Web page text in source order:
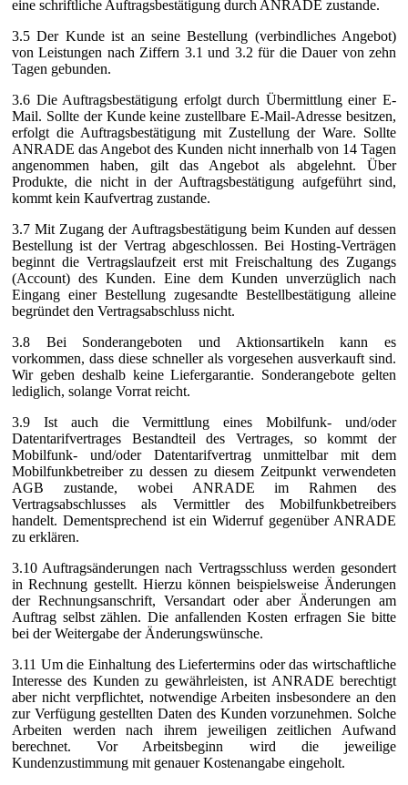
eine schriftliche Auftragsbestätigung durch ANRADE zustande.
3.5 Der Kunde ist an seine Bestellung (verbindliches Angebot)
von Leistungen nach Ziffern 3.1 und 3.2 für die Dauer von zehn
Tagen gebunden.
3.6 Die Auftragsbestätigung erfolgt durch Übermittlung einer E-
Mail. Sollte der Kunde keine zustellbare E-Mail-Adresse besitzen,
erfolgt die Auftragsbestätigung mit Zustellung der Ware. Sollte
ANRADE das Angebot des Kunden nicht innerhalb von 14 Tagen
angenommen haben, gilt das Angebot als abgelehnt. Über
Produkte, die nicht in der Auftragsbestätigung aufgeführt sind,
kommt kein Kaufvertrag zustande.
3.7 Mit Zugang der Auftragsbestätigung beim Kunden auf dessen
Bestellung ist der Vertrag abgeschlossen. Bei Hosting-Verträgen
beginnt die Vertragslaufzeit erst mit Freischaltung des Zugangs
(Account) des Kunden. Eine dem Kunden unverzüglich nach
Eingang einer Bestellung zugesandte Bestellbestätigung alleine
begründet den Vertragsabschluss nicht.
3.8 Bei Sonderangeboten und Aktionsartikeln kann es
vorkommen, dass diese schneller als vorgesehen ausverkauft sind.
Wir geben deshalb keine Liefergarantie. Sonderangebote gelten
lediglich, solange Vorrat reicht.
3.9 Ist auch die Vermittlung eines Mobilfunk- und/oder
Datentarifvertrages Bestandteil des Vertrages, so kommt der
Mobilfunk- und/oder Datentarifvertrag unmittelbar mit dem
Mobilfunkbetreiber zu dessen zu diesem Zeitpunkt verwendeten
AGB zustande, wobei ANRADE im Rahmen des
Vertragsabschlusses als Vermittler des Mobilfunkbetreibers
handelt. Dementsprechend ist ein Widerruf gegenüber ANRADE
zu erklären.
3.10 Auftragsänderungen nach Vertragsschluss werden gesondert
in Rechnung gestellt. Hierzu können beispielsweise Änderungen
der Rechnungsanschrift, Versandart oder aber Änderungen am
Auftrag selbst zählen. Die anfallenden Kosten erfragen Sie bitte
bei der Weitergabe der Änderungswünsche.
3.11 Um die Einhaltung des Liefertermins oder das wirtschaftliche
Interesse des Kunden zu gewährleisten, ist ANRADE berechtigt
aber nicht verpflichtet, notwendige Arbeiten insbesondere an den
zur Verfügung gestellten Daten des Kunden vorzunehmen. Solche
Arbeiten werden nach ihrem jeweiligen zeitlichen Aufwand
berechnet. Vor Arbeitsbeginn wird die jeweilige
Kundenzustimmung mit genauer Kostenangabe eingeholt.